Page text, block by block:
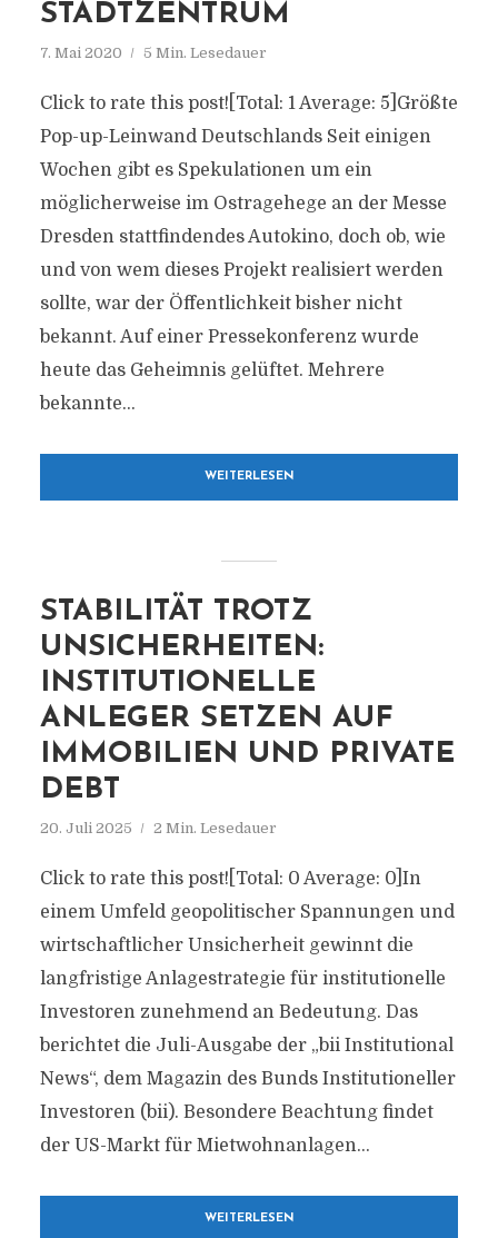
STADTZENTRUM
7. Mai 2020 5 Min. Lesedauer
Click to rate this post![Total: 1 Average: 5]Größte
Pop-up-Leinwand Deutschlands Seit einigen
Wochen gibt es Spekulationen um ein
möglicherweise im Ostragehege an der Messe
Dresden stattfindendes Autokino, doch ob, wie
und von wem dieses Projekt realisiert werden
sollte, war der Öffentlichkeit bisher nicht
bekannt. Auf einer Pressekonferenz wurde
heute das Geheimnis gelüftet. Mehrere
bekannte...
WEITERLESEN
STABILITÄT TROTZ
UNSICHERHEITEN:
INSTITUTIONELLE
ANLEGER SETZEN AUF
IMMOBILIEN UND PRIVATE
DEBT
20. Juli 2025 2 Min. Lesedauer
Click to rate this post![Total: 0 Average: 0]In
einem Umfeld geopolitischer Spannungen und
wirtschaftlicher Unsicherheit gewinnt die
langfristige Anlagestrategie für institutionelle
Investoren zunehmend an Bedeutung. Das
berichtet die Juli-Ausgabe der „bii Institutional
News“, dem Magazin des Bunds Institutioneller
Investoren (bii). Besondere Beachtung findet
der US-Markt für Mietwohnanlagen...
WEITERLESEN